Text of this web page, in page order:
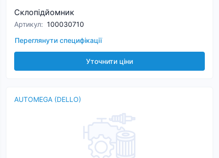
Склопідйомник
Артикул: 100030710
Переглянути специфікації
Уточнити ціни
AUTOMEGA (DELLO)